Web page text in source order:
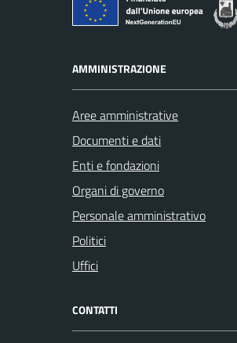
AMMINISTRAZIONE
Aree amministrative
Documenti e dati
Enti e fondazioni
Organi di governo
Personale amministrativo
Politici
Uffici
CONTATTI